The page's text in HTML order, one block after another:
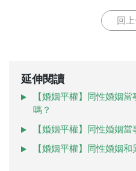
回
延伸閱讀
【婚姻平權】同性婚姻
嗎？
【婚姻平權】同性婚姻
【婚姻平權】同性婚姻